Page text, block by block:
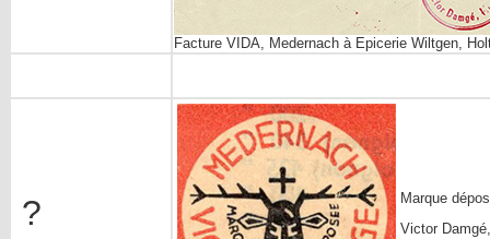
Facture VIDA, Medernach à Epicerie Wiltgen,
?
Marque
Victor